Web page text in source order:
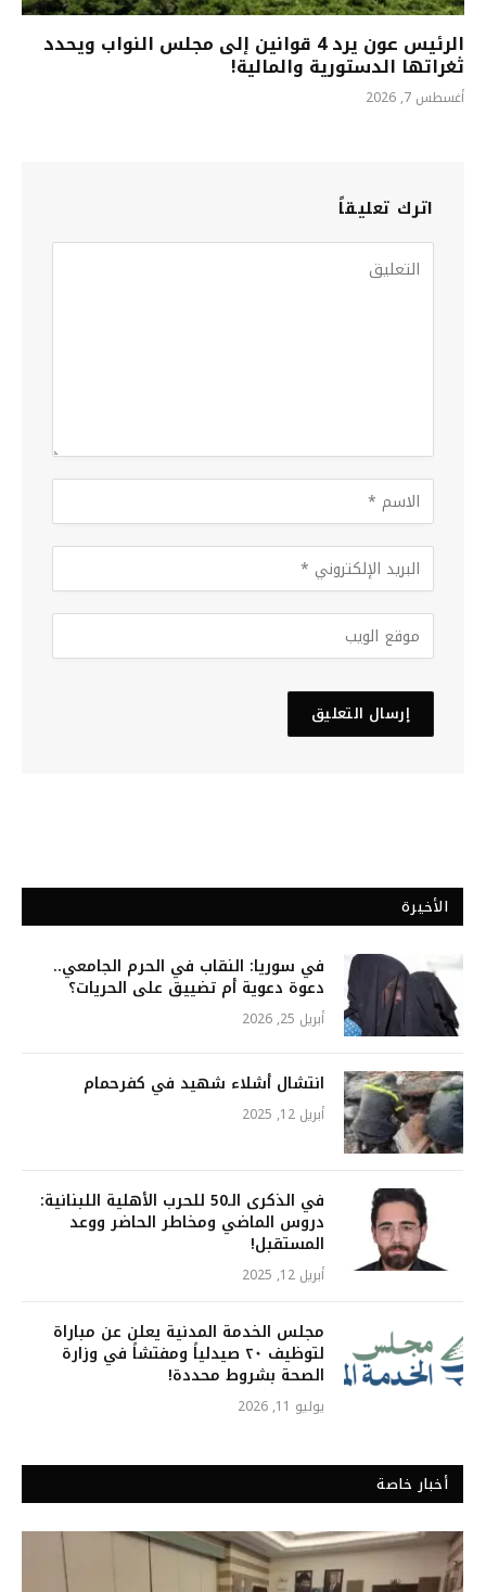
الرئيس عون يرد 4 قوانين إلى مجلس النواب ويحدد
ثغراتها الدستورية والمالية!
أغسطس 7, 2026
اترك تعليقاً
الأخيرة
في سوريا: النقاب في الحرم الجامعي..
دعوة دعوية أم تضييق على الحريات؟
أبريل 25, 2026
انتشال أشلاء شهيد في كفرحمام
أبريل 12, 2025
في الذكرى الـ50 للحرب الأهلية اللبنانية:
دروس الماضي ومخاطر الحاضر ووعد
المستقبل!
أبريل 12, 2025
مجلس الخدمة المدنية يعلن عن مباراة
لتوظيف ٢٠ صيدلياً ومفتشاً في وزارة
الصحة بشروط محددة!
يوليو 11, 2026
أخبار خاصة